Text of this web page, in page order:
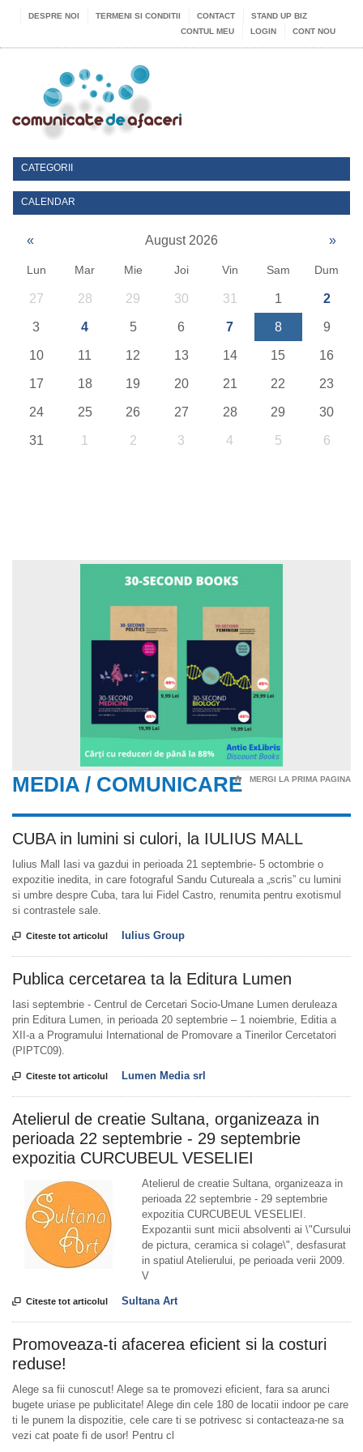
DESPRE NOI TERMENI SI CONDITII CONTACT
STAND UP BIZ
CONTUL MEU
LOGIN CONT NOU
CATEGORII
CALENDAR
« August 2026 »
Lun Mar Mie Joi Vin Sam Dum
27 28 29 30 31 1 2
3 4 5 6 7 8 9
10 11 12 13 14 15 16
17 18 19 20 21 22 23
24 25 26 27 28 29 30
31 1 2 3 4 5 6
MEDIA / COMUNICARE
⌂ MERGI LA PRIMA PAGINA
CUBA in lumini si culori, la IULIUS MALL
Iulius Mall Iasi va gazdui in perioada 21 septembrie- 5 octombrie o
expozitie inedita, in care fotograful Sandu Cutureala a „scris” cu lumini
si umbre despre Cuba, tara lui Fidel Castro, renumita pentru exotismul
si contrastele sale.
 Citeste tot articolul Iulius Group
Publica cercetarea ta la Editura Lumen
Iasi septembrie - Centrul de Cercetari Socio-Umane Lumen deruleaza
prin Editura Lumen, in perioada 20 septembrie – 1 noiembrie, Editia a
XII-a a Programului International de Promovare a Tinerilor Cercetatori
(PIPTC09).
 Citeste tot articolul Lumen Media srl
Atelierul de creatie Sultana, organizeaza in
perioada 22 septembrie - 29 septembrie
expozitia CURCUBEUL VESELIEI
Atelierul de creatie Sultana, organizeaza in
perioada 22 septembrie - 29 septembrie
expozitia CURCUBEUL VESELIEI.
Expozantii sunt micii absolventi ai \"Cursului
de pictura, ceramica si colage\", desfasurat
in spatiul Atelierului, pe perioada verii 2009.
V
 Citeste tot articolul Sultana Art
Promoveaza-ti afacerea eficient si la costuri
reduse!
Alege sa fii cunoscut! Alege sa te promovezi eficient, fara sa arunci
bugete uriase pe publicitate! Alege din cele 180 de locatii indoor pe care
ti le punem la dispozitie, cele care ti se potrivesc si contacteaza-ne sa
vezi cat poate fi de usor! Pentru cl